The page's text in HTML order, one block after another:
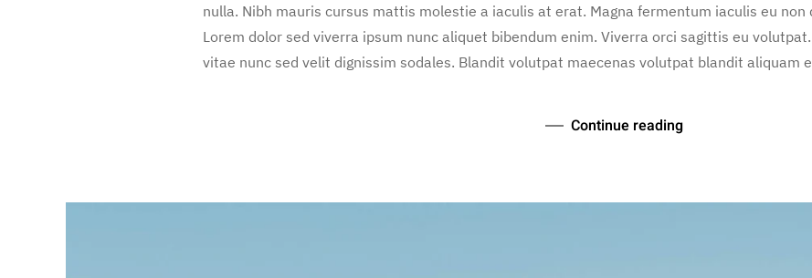
nulla. Nibh mauris cursus mattis molestie a iaculis at erat. Magna fermentum iaculis eu
Lorem dolor sed viverra ipsum nunc aliquet bibendum enim. Viverra orci sagittis eu
vitae nunc sed velit dignissim sodales. Blandit volutpat maecenas volutpat blandit aliquam
Continue reading